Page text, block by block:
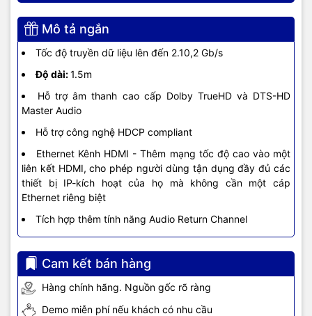
Mô tả ngắn
Tốc độ truyền dữ liệu lên đến 2.10,2 Gb/s
Độ dài:1.5m
Hỗ trợ âm thanh cao cấp Dolby TrueHD và DTS-HD
Master Audio
Hỗ trợ công nghệ HDCP compliant
Ethernet Kênh HDMI - Thêm mạng tốc độ cao vào một
liên kết HDMI, cho phép người dùng tận dụng đầy đủ các
thiết bị IP-kích hoạt của họ mà không cần một cáp
Ethernet riêng biệt
Tích hợp thêm tính năng Audio Return Channel
Cam kết bán hàng
Hàng chính hãng. Nguồn gốc rõ ràng
Demo miễn phí nếu khách có nhu cầu